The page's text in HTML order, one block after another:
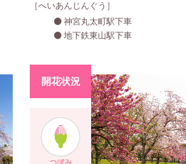
［へいあんじんぐう］
神宮丸太町駅下車
地下鉄東山駅下車
開花状況